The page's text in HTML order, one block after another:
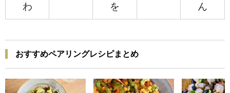
わ を ん
おすすめペアリングレシピまとめ